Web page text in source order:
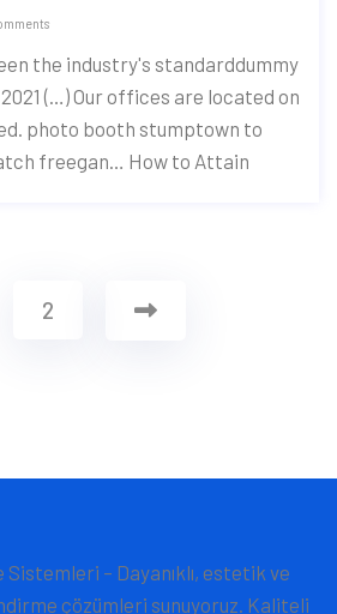
the industry's standarddummy
(…) Our offices are located on
photo booth stumptown to
freegan… How to Attain
2
– Dayanıklı, estetik ve
çözümleri sunuyoruz. Kaliteli